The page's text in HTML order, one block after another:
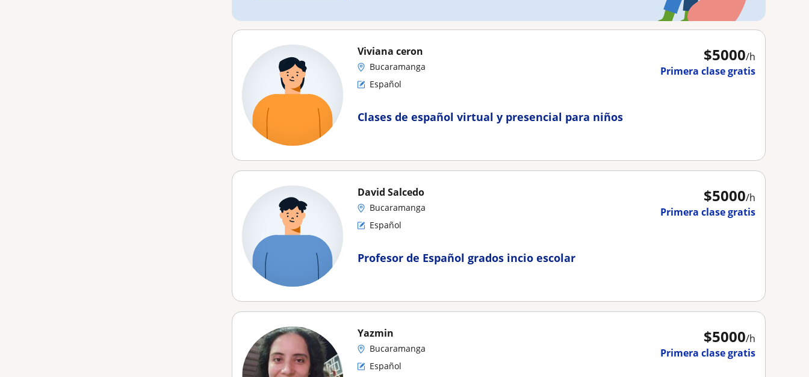
$5000/h
Primera clase gratis
Viviana ceron
Bucaramanga
Español
Clases de español virtual y presencial para niños
$5000/h
Primera clase gratis
David Salcedo
Bucaramanga
Español
Profesor de Español grados incio escolar
$5000/h
Primera clase gratis
Yazmin
Bucaramanga
Español